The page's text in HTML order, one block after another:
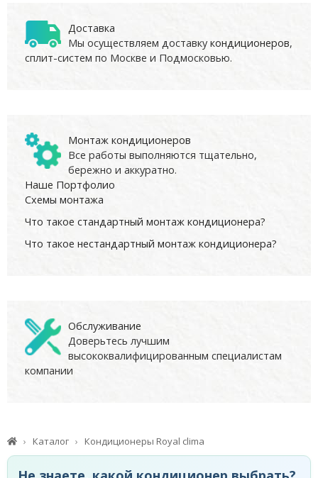
Доставка
Мы осуществляем доставку кондиционеров,
сплит-систем по Москве и Подмосковью.
Монтаж кондиционеров
Все работы выполняются тщательно,
бережно и аккуратно.
Наше Портфолио
Схемы монтажа
Что такое стандартный монтаж кондиционера?
Что такое нестандартный монтаж кондиционера?
Обслуживание
Доверьтесь лучшим
высококвалифицированным специалистам
компании
Каталог Кондиционеры Royal clima